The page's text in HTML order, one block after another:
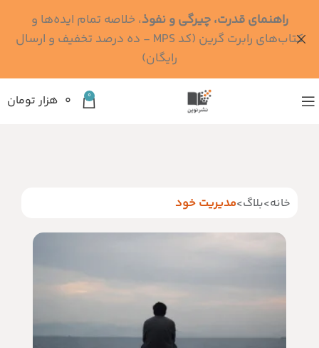
0 ۰ هزار تومان
خانه>بلاگ>مدیریت خود
راهنمای قدرت، چیرگی و نفوذ، خلاصه تمام ایده‌ها و
کتاب‌های رابرت گرین (کد MPS - ده درصد تخفیف و ارسال
رایگان)